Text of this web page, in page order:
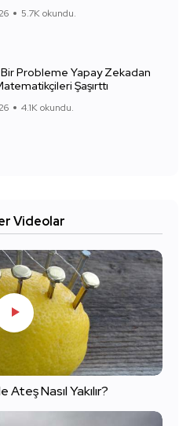
5.7K okundu.
Bir Probleme Yapay Zekadan
Şaşırttı
4.1K okundu.
Videolar
Nasıl Yakılır?